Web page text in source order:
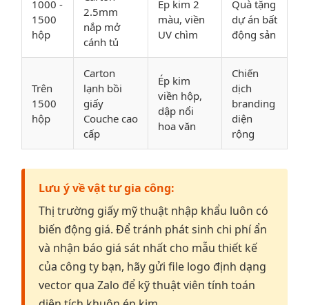
1000 -
1500
hộp
2.5mm
nắp mở
cánh tủ
Ép kim 2
màu, viền
UV chìm
Quà tặng
dự án bất
động sản
Trên
1500
hộp
Carton
lạnh bồi
giấy
Couche cao
cấp
Ép kim
viền hộp,
dập nổi
hoa văn
Chiến
dịch
branding
diện
rộng
Lưu ý về vật tư gia công:
Thị trường giấy mỹ thuật nhập khẩu luôn có
biến động giá. Để tránh phát sinh chi phí ẩn
và nhận báo giá sát nhất cho mẫu thiết kế
của công ty bạn, hãy gửi file logo định dạng
vector qua Zalo để kỹ thuật viên tính toán